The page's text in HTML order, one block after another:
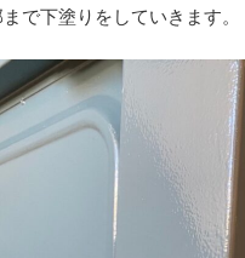
で下塗りをしていきます。